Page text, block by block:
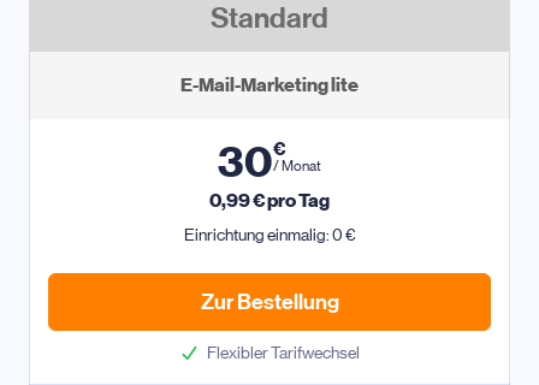
Standard
E-Mail-Marketing lite
30€
/ Monat
0,99€ pro Tag
Einrichtung einmalig: 0 €
Zur Bestellung
Flexibler Tarifwechsel